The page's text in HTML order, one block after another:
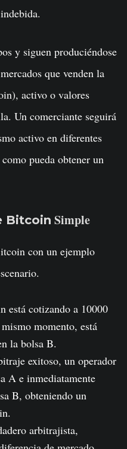
y siguen produciéndose
que venden la
activo o valores
Un comerciante seguirá
activo en diferentes
pueda obtener un
Bitcoin Simple
con un ejemplo
está cotizando a 10000
momento, está
la bolsa B.
exitoso, un operador
A e inmediatamente
B, obteniendo un
arbitrajista,